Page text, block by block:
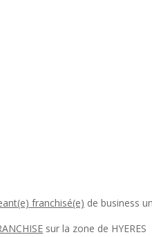
franchisé(e) de business
sur la zone de HYERES